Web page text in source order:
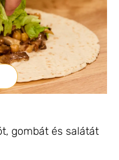
gombát és salátát